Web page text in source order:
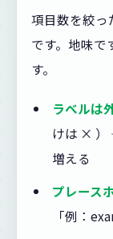
項目数を絞っ
です。地味で
す。
ラベルは
けは × ）
増える
プレース
「例：